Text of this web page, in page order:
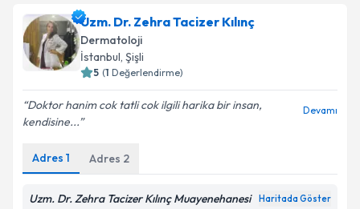
Uzm. Dr. Zehra Tacizer Kılınç
Dermatoloji
İstanbul, Şişli
5 (1 Değerlendirme)
Doktor hanim cok tatli cok ilgili harika bir insan,
kendisine...
Devamı
Adres 1 Adres 2
Uzm. Dr. Zehra Tacizer Kılınç Muayenehanesi Haritada Göster